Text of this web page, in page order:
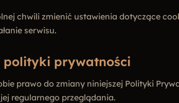
chwili zmienić ustawienia dotyczące
serwisu.
polityki prywatności
prawo do zmiany niniejszej Polityki
regularnego przeglądania.